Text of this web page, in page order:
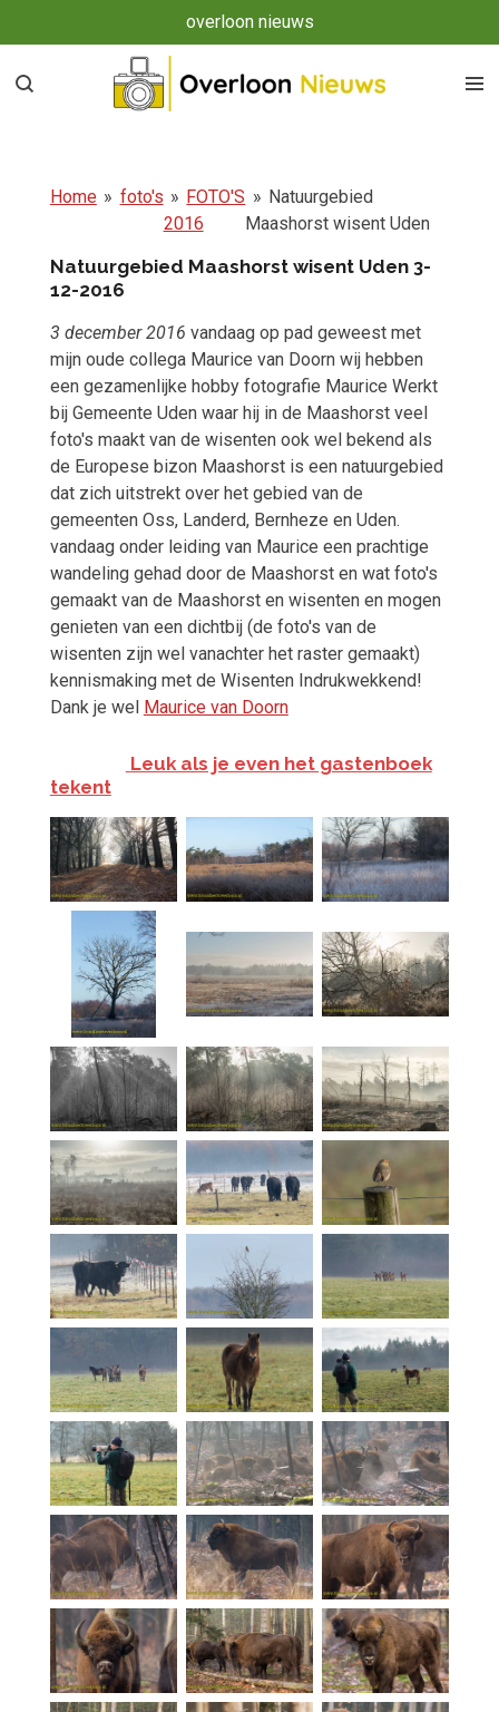
direct
naar
overloon nieuws
Home » foto's » FOTO'S
2016
» Natuurgebied
Maashorst wisent Uden
Natuurgebied Maashorst wisent Uden 3-
12-2016
3 december 2016 vandaag op pad geweest met
mijn oude collega Maurice van Doorn wij hebben
een gezamenlijke hobby fotografie Maurice Werkt
bij Gemeente Uden waar hij in de Maashorst veel
foto's maakt van de wisenten ook wel bekend als
de Europese bizon Maashorst is een natuurgebied
dat zich uitstrekt over het gebied van de
gemeenten Oss, Landerd, Bernheze en Uden.
vandaag onder leiding van Maurice een prachtige
wandeling gehad door de Maashorst en wat foto's
gemaakt van de Maashorst en wisenten en mogen
genieten van een dichtbij (de foto's van de
wisenten zijn wel vanachter het raster gemaakt)
kennismaking met de Wisenten Indrukwekkend!
Dank je wel Maurice van Doorn
Leuk als je even het gastenboek
tekent